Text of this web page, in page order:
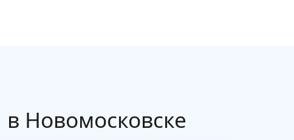
Новомосковске